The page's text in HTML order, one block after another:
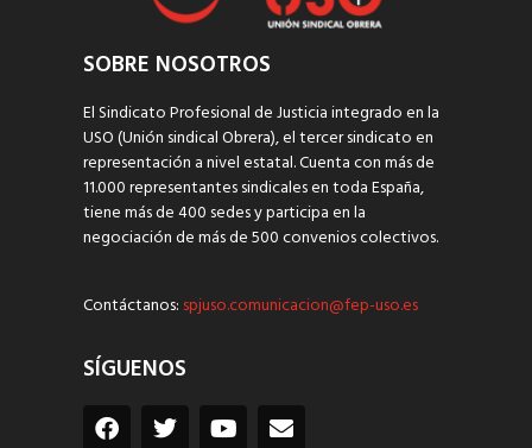
SOBRE NOSOTROS
El Sindicato Profesional de Justicia integrado en la
USO (Unión sindical Obrera), el tercer sindicato en
representación a nivel estatal. Cuenta con más de
11.000 representantes sindicales en toda España,
tiene más de 400 sedes y participa en la
negociación de más de 500 convenios colectivos.
Contáctanos: spjuso.comunicacion@fep-uso.es
SÍGUENOS